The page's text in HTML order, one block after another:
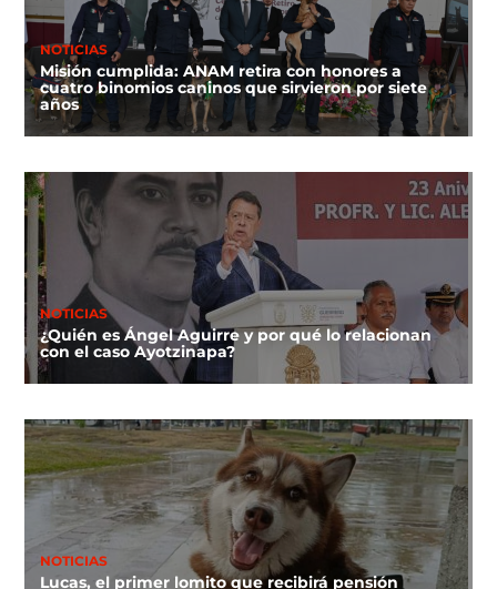
NOTICIAS
Misión cumplida: ANAM retira con honores a
cuatro binomios caninos que sirvieron por siete
años
NOTICIAS
¿Quién es Ángel Aguirre y por qué lo relacionan
con el caso Ayotzinapa?
NOTICIAS
Lucas, el primer lomito que recibirá pensión